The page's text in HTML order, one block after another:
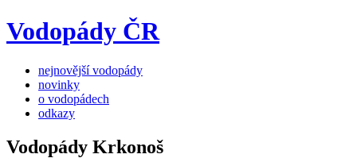
Vodopády ČR
nejnovější vodopády
novinky
o vodopádech
odkazy
Vodopády Krkonoš